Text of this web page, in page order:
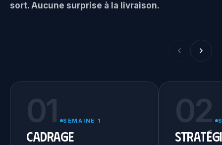
sort. Aucune surprise à la livraison.
01 SEMAINE 1
Cadrage
02